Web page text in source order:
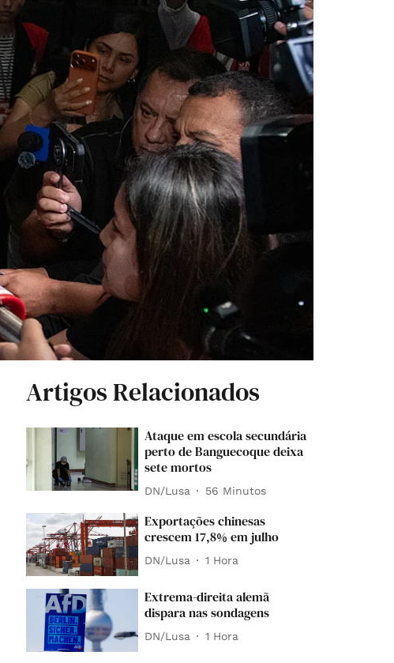
Artigos Relacionados
Ataque em escola secundária
perto de Banguecoque deixa
sete mortos
DN/Lusa 56 Minutos
Exportações chinesas
crescem 17,8% em julho
DN/Lusa 1 Hora
Extrema-direita alemã
dispara nas sondagens
DN/Lusa 1 Hora